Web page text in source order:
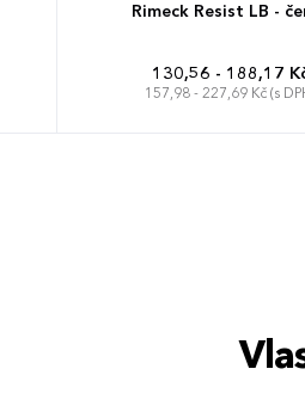
Rimeck Resist LB -
130,56 - 188,17
157,98 - 227,69 Kč (s